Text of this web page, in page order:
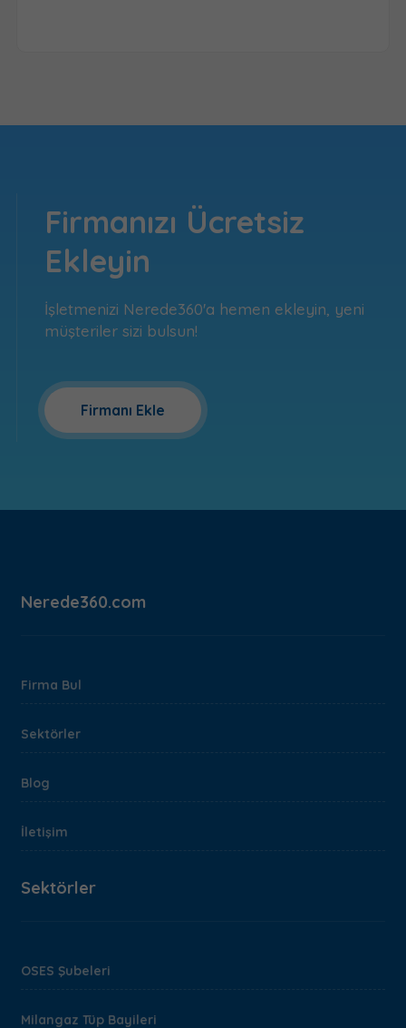
Firmanızı Ücretsiz
Ekleyin
İşletmenizi Nerede360'a hemen ekleyin, yeni
müşteriler sizi bulsun!
Firmanı Ekle
Nerede360.com
Firma Bul
Sektörler
Blog
İletişim
Sektörler
OSES Şubeleri
Milangaz Tüp Bayileri